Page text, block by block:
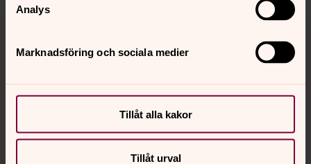
Analys
Marknadsföring och sociala medier
Tillåt alla kakor
Tillåt urval
Kontakt
Kalender